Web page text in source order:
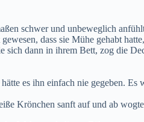
schwer und unbeweglich
dass sie Mühe gehabt
sich dann in ihrem Bett, zog die
es ihn einfach nie gegeben.
Krönchen sanft auf und ab